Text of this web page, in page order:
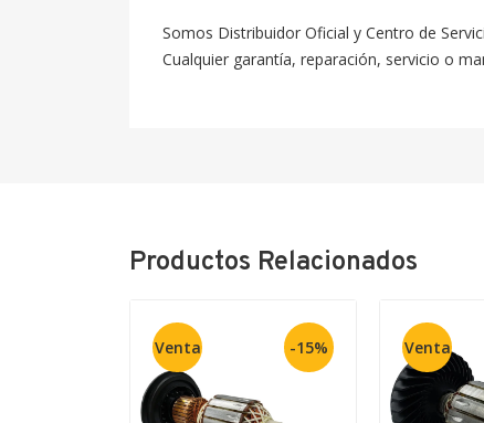
Somos Distribuidor Oficial y Centro de
Cualquier garantía, reparación, servicio o
Productos Relacionados
Venta -15% Venta